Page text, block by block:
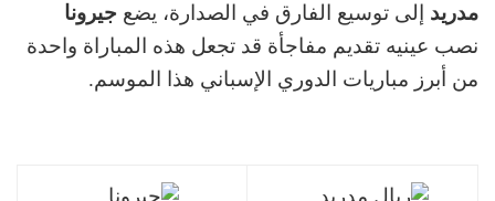
مدريد إلى توسيع الفارق في الصدارة، يضع جيرونا
نصب عينيه تقديم مفاجأة قد تجعل هذه المباراة واحدة
من أبرز مباريات الدوري الإسباني هذا الموسم.